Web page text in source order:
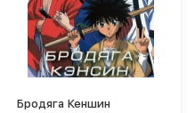
Бродяга Кеншин